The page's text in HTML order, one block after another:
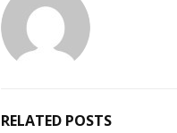
RELATED POSTS